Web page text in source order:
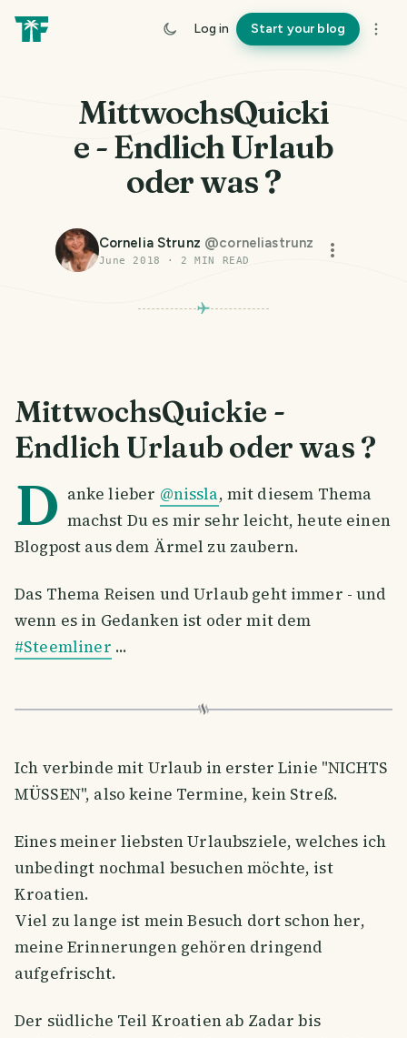
Log in Start your blog
MittwochsQuicki
e - Endlich Urlaub
oder was ?
Cornelia Strunz @corneliastrunz
June 2018 · 2 MIN READ
MittwochsQuickie -
Endlich Urlaub oder was ?
D anke lieber @nissla, mit diesem Thema
machst Du es mir sehr leicht, heute einen
Blogpost aus dem Ärmel zu zaubern.
Das Thema Reisen und Urlaub geht immer - und
wenn es in Gedanken ist oder mit dem
#Steemliner ...
Ich verbinde mit Urlaub in erster Linie "NICHTS
MÜSSEN", also keine Termine, kein Streß.
Eines meiner liebsten Urlaubsziele, welches ich
unbedingt nochmal besuchen möchte, ist
Kroatien.
Viel zu lange ist mein Besuch dort schon her,
meine Erinnerungen gehören dringend
aufgefrischt.
Der südliche Teil Kroatien ab Zadar bis